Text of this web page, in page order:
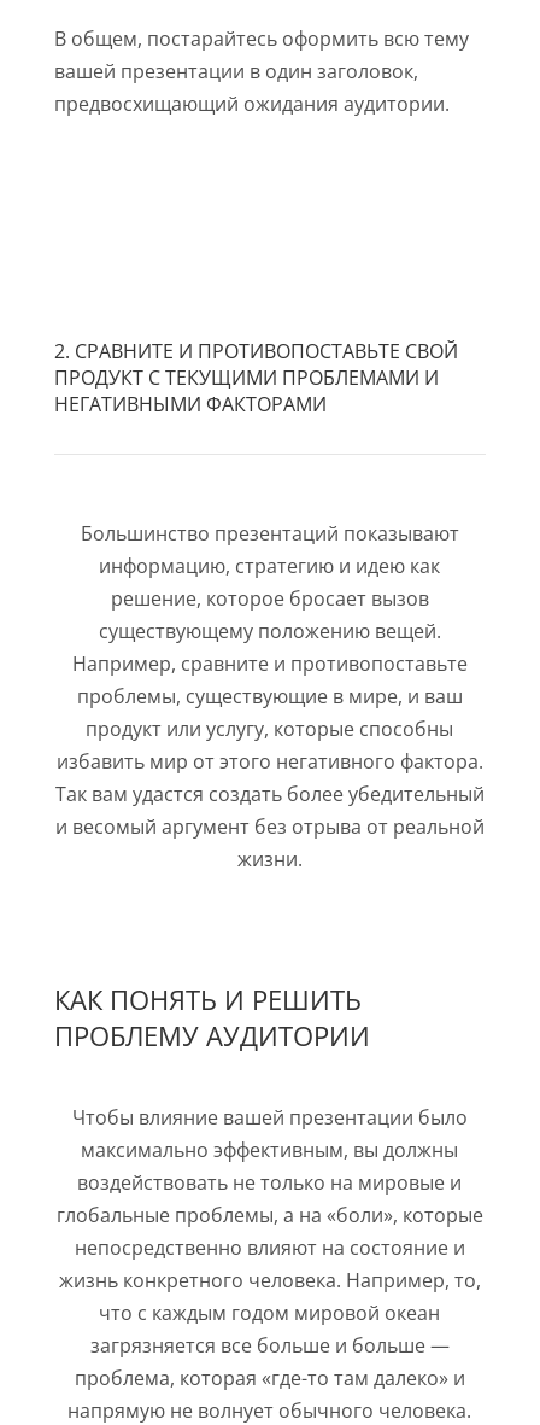
В общем, постарайтесь оформить всю тему
вашей презентации в один заголовок,
предвосхищающий ожидания аудитории.
2. СРАВНИТЕ И ПРОТИВОПОСТАВЬТЕ СВОЙ
ПРОДУКТ С ТЕКУЩИМИ ПРОБЛЕМАМИ И
НЕГАТИВНЫМИ ФАКТОРАМИ
Большинство презентаций показывают
информацию, стратегию и идею как
решение, которое бросает вызов
существующему положению вещей.
Например, сравните и противопоставьте
проблемы, существующие в мире, и ваш
продукт или услугу, которые способны
избавить мир от этого негативного фактора.
Так вам удастся создать более убедительный
и весомый аргумент без отрыва от реальной
жизни.
КАК ПОНЯТЬ И РЕШИТЬ
ПРОБЛЕМУ АУДИТОРИИ
Чтобы влияние вашей презентации было
максимально эффективным, вы должны
воздействовать не только на мировые и
глобальные проблемы, а на «боли», которые
непосредственно влияют на состояние и
жизнь конкретного человека. Например, то,
что с каждым годом мировой океан
загрязняется все больше и больше —
проблема, которая «где-то там далеко» и
напрямую не волнует обычного человека.